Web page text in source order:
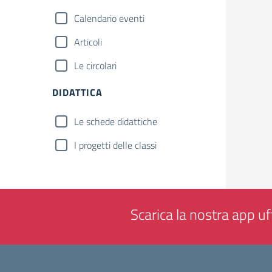
Calendario eventi
Articoli
Le circolari
DIDATTICA
Le schede didattiche
I progetti delle classi
Scarica la nostra app